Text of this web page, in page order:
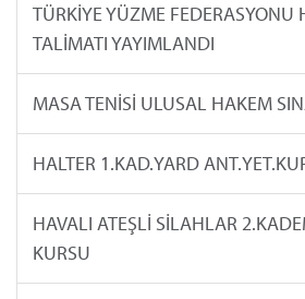
TÜRKİYE YÜZME FEDERASYONU
TALİMATI YAYIMLANDI
MASA TENİSİ ULUSAL HAKEM
HALTER 1.KAD.YARD
HAVALI ATEŞLİ SİLAHLAR
KURSU